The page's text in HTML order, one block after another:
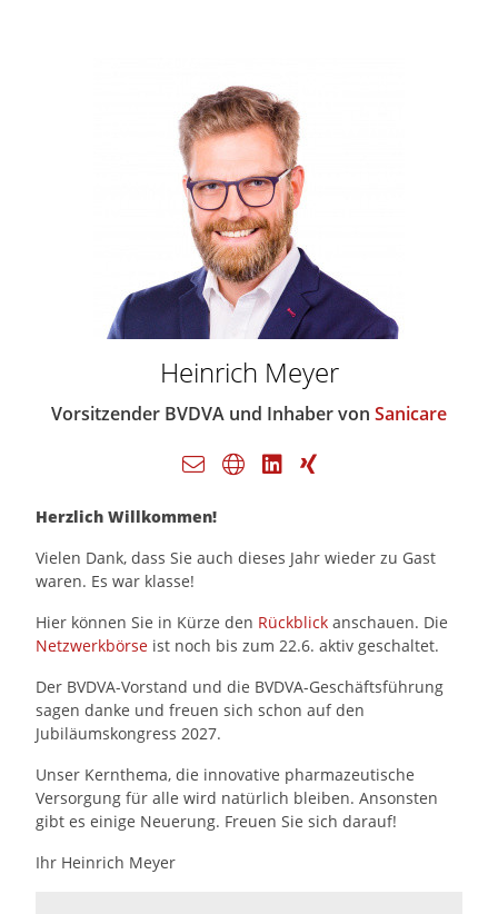
Heinrich Meyer
Vorsitzender BVDVA und Inhaber von Sanicare
Herzlich Willkommen!
Vielen Dank, dass Sie auch dieses Jahr wieder zu Gast
waren. Es war klasse!
Hier können Sie in Kürze den Rückblick anschauen. Die
Netzwerkbörse ist noch bis zum 22.6. aktiv geschaltet.
Der BVDVA-Vorstand und die BVDVA-Geschäftsführung
sagen danke und freuen sich schon auf den
Jubiläumskongress 2027.
Unser Kernthema, die innovative pharmazeutische
Versorgung für alle wird natürlich bleiben. Ansonsten
gibt es einige Neuerung. Freuen Sie sich darauf!
Ihr Heinrich Meyer